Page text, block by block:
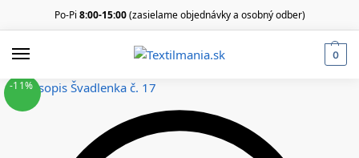
Po-Pi 8:00-15:00(zasielame objednávky a osobný odber)
0
-11%